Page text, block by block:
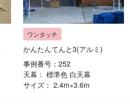
かんたんてんと3(アルミ)
事例番号：252
天幕： 標準色 白天幕
サイズ： 2.4m×3.6m